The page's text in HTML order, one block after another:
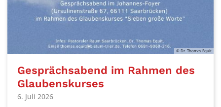
© Dr. Thomas Equit
Gesprächsabend im Rahmen des
Glaubenskurses
6. Juli 2026